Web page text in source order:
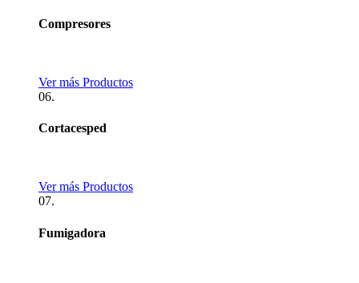
Compresores
Ver más Productos
06.
Cortacesped
Ver más Productos
07.
Fumigadora